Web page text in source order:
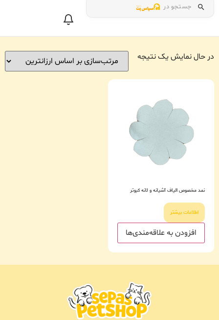
جستجو در
در حال نمایش یک نتیجه
نمد مخصوص الیاف آشیانه و لانه کبوتر
اطلاعات بیشتر
افزودن به علاقه‌مندی‌ها